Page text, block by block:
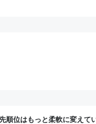
順位はもっと柔軟に変えて